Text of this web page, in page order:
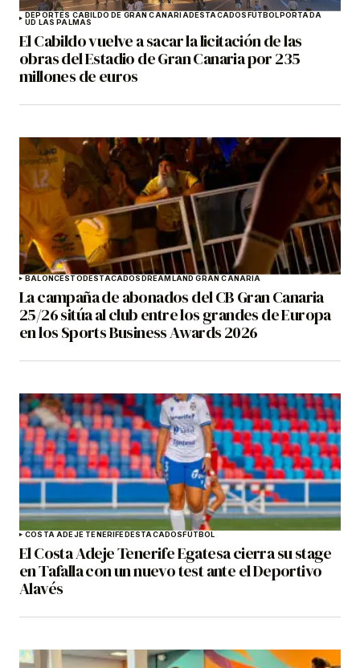
DEPORTES CABILDO DE GRAN CANARIADESTACADOSFÚTBOLPORTADA
UD LAS PALMAS
El Cabildo vuelve a sacar la licitación de las
obras del Estadio de Gran Canaria por 235
millones de euros
BALONCESTODESTACADOSDREAMLAND GRAN CANARIA
La campaña de abonados del CB Gran Canaria
25/26 sitúa al club entre los grandes de Europa
en los Sports Business Awards 2026
COSTA ADEJE TENERIFEDESTACADOSFÚTBOL
El Costa Adeje Tenerife Egatesa cierra su stage
en Tafalla con un nuevo test ante el Deportivo
Alavés